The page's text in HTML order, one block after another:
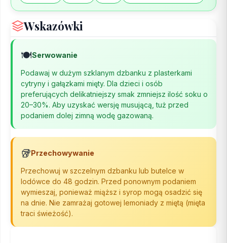
Wskazówki
🍽️Serwowanie
Podawaj w dużym szklanym dzbanku z plasterkami
cytryny i gałązkami mięty. Dla dzieci i osób
preferujących delikatniejszy smak zmniejsz ilość soku o
20–30%. Aby uzyskać wersję musującą, tuż przed
podaniem dolej zimną wodę gazowaną.
🥡 Przechowywanie
Przechowuj w szczelnym dzbanku lub butelce w
lodówce do 48 godzin. Przed ponownym podaniem
wymieszaj, ponieważ miąższ i syrop mogą osadzić się
na dnie. Nie zamrażaj gotowej lemoniady z miętą (mięta
traci świeżość).